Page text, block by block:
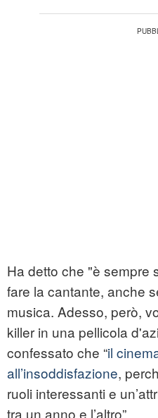
Ha detto che "è sempre
fare la cantante, anche
musica. Adesso, però,
killer in una pellicola
confessato che “il
all’insoddisfazione,
ruoli interessanti e
tra un anno e l’altro”.